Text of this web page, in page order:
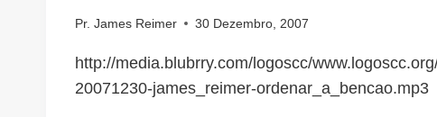
Pr. James Reimer 30 Dezembro, 2007
http://media.blubrry.com/logoscc/
20071230-james_reimer-ordenar_a_bencao.mp3